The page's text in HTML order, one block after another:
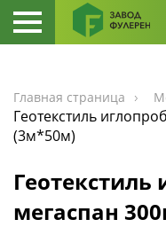
Главная страница
Геотекстиль
(3м*50м)
мегаспан